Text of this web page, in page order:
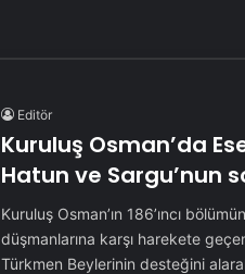
Editör
Kuruluş Osman’da
Hatun ve Sargu’nun
Kuruluş Osman’ın 186’ıncı
düşmanlarına karşı harekete
Türkmen Beylerinin desteğini